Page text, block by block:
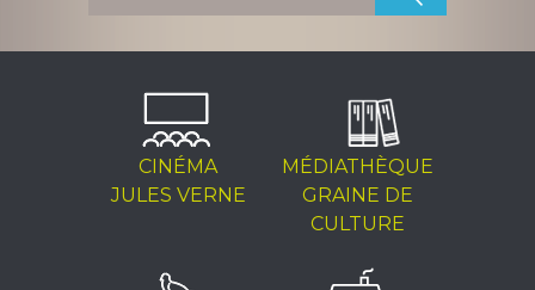
CINÉMA
JULES VERNE
MÉDIATHÈQUE
GRAINE DE
CULTURE